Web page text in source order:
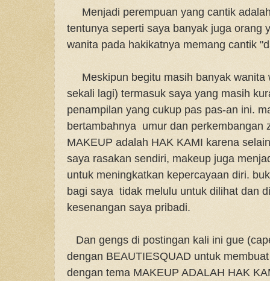
Menjadi perempuan yang cantik
tentunya seperti saya banyak juga orang
wanita pada hakikatnya memang cantik
Meskipun begitu masih banyak wanita
sekali lagi) termasuk saya yang masih
penampilan yang cukup pas pas-an ini.
bertambahnya umur dan perkembangan
MAKEUP adalah HAK KAMI karena
saya rasakan sendiri, makeup juga
untuk meningkatkan kepercayaan diri.
bagi saya tidak melulu untuk dilihat dan
kesenangan saya pribadi.
Dan gengs di postingan kali ini gue
dengan BEAUTIESQUAD untuk
dengan tema MAKEUP ADALAH HAK